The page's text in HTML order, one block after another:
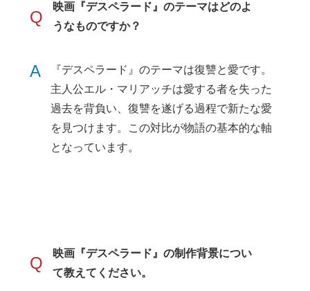
Q
映画『デスペラード』のテーマはどのよ
うなものですか？
A
『デスペラード』のテーマは復讐と愛です。
主人公エル・マリアッチは愛する者を失った
過去を背負い、復讐を遂げる過程で新たな愛
を見つけます。この対比が物語の基本的な軸
となっています。
Q
映画『デスペラード』の制作背景につい
て教えてください。